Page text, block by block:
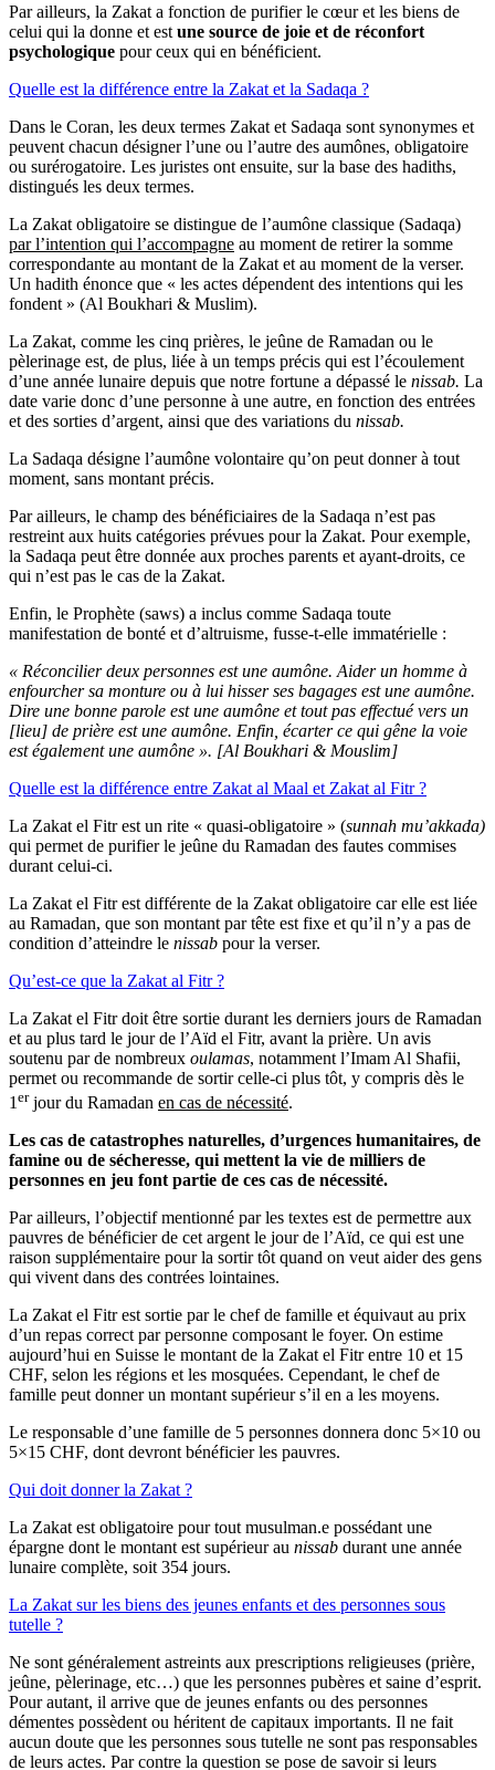
Par ailleurs, la Zakat a fonction de purifier le cœur et les biens de
celui qui la donne et est une source de joie et de réconfort
psychologique pour ceux qui en bénéficient.
Quelle est la différence entre la Zakat et la Sadaqa ?
Dans le Coran, les deux termes Zakat et Sadaqa sont synonymes et
peuvent chacun désigner l’une ou l’autre des aumônes, obligatoire
ou surérogatoire. Les juristes ont ensuite, sur la base des hadiths,
distingués les deux termes.
La Zakat obligatoire se distingue de l’aumône classique (Sadaqa)
par l’intention qui l’accompagne au moment de retirer la somme
correspondante au montant de la Zakat et au moment de la verser.
Un hadith énonce que « les actes dépendent des intentions qui les
fondent » (Al Boukhari & Muslim).
La Zakat, comme les cinq prières, le jeûne de Ramadan ou le
pèlerinage est, de plus, liée à un temps précis qui est l’écoulement
d’une année lunaire depuis que notre fortune a dépassé le nissab. La
date varie donc d’une personne à une autre, en fonction des entrées
et des sorties d’argent, ainsi que des variations du nissab.
La Sadaqa désigne l’aumône volontaire qu’on peut donner à tout
moment, sans montant précis.
Par ailleurs, le champ des bénéficiaires de la Sadaqa n’est pas
restreint aux huits catégories prévues pour la Zakat. Pour exemple,
la Sadaqa peut être donnée aux proches parents et ayant-droits, ce
qui n’est pas le cas de la Zakat.
Enfin, le Prophète (saws) a inclus comme Sadaqa toute
manifestation de bonté et d’altruisme, fusse-t-elle immatérielle :
« Réconcilier deux personnes est une aumône. Aider un homme à
enfourcher sa monture ou à lui hisser ses bagages est une aumône.
Dire une bonne parole est une aumône et tout pas effectué vers un
[lieu] de prière est une aumône. Enfin, écarter ce qui gêne la voie
est également une aumône ». [Al Boukhari & Mouslim]
Quelle est la différence entre Zakat al Maal et Zakat al Fitr ?
La Zakat el Fitr est un rite « quasi-obligatoire » (sunnah mu’akkada)
qui permet de purifier le jeûne du Ramadan des fautes commises
durant celui-ci.
La Zakat el Fitr est différente de la Zakat obligatoire car elle est liée
au Ramadan, que son montant par tête est fixe et qu’il n’y a pas de
condition d’atteindre le nissab pour la verser.
Qu’est-ce que la Zakat al Fitr ?
La Zakat el Fitr doit être sortie durant les derniers jours de Ramadan
et au plus tard le jour de l’Aïd el Fitr, avant la prière. Un avis
soutenu par de nombreux oulamas, notamment l’Imam Al Shafii,
permet ou recommande de sortir celle-ci plus tôt, y compris dès le
1 erjour du Ramadan en cas de nécessité.
Les cas de catastrophes naturelles, d’urgences humanitaires, de
famine ou de sécheresse, qui mettent la vie de milliers de
personnes en jeu font partie de ces cas de nécessité.
Par ailleurs, l’objectif mentionné par les textes est de permettre aux
pauvres de bénéficier de cet argent le jour de l’Aïd, ce qui est une
raison supplémentaire pour la sortir tôt quand on veut aider des gens
qui vivent dans des contrées lointaines.
La Zakat el Fitr est sortie par le chef de famille et équivaut au prix
d’un repas correct par personne composant le foyer. On estime
aujourd’hui en Suisse le montant de la Zakat el Fitr entre 10 et 15
CHF, selon les régions et les mosquées. Cependant, le chef de
famille peut donner un montant supérieur s’il en a les moyens.
Le responsable d’une famille de 5 personnes donnera donc 5×10 ou
5×15 CHF, dont devront bénéficier les pauvres.
Qui doit donner la Zakat ?
La Zakat est obligatoire pour tout musulman.e possédant une
épargne dont le montant est supérieur au nissab durant une année
lunaire complète, soit 354 jours.
La Zakat sur les biens des jeunes enfants et des personnes sous
tutelle ?
Ne sont généralement astreints aux prescriptions religieuses (prière,
jeûne, pèlerinage, etc…) que les personnes pubères et saine d’esprit.
Pour autant, il arrive que de jeunes enfants ou des personnes
démentes possèdent ou héritent de capitaux importants. Il ne fait
aucun doute que les personnes sous tutelle ne sont pas responsables
de leurs actes. Par contre la question se pose de savoir si leurs